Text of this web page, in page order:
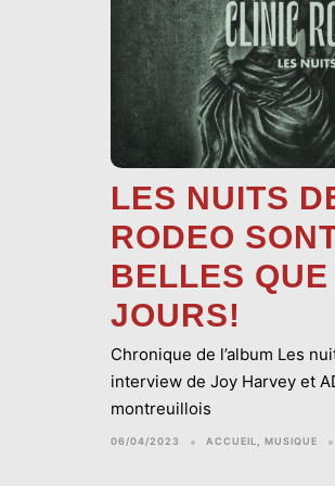
LES NUITS
RODEO
BELLES QUE
JOURS!
Chronique de l’album Les
interview de Joy Harvey et
montreuillois
06/04/2023 ACCUEIL MUSIQUE